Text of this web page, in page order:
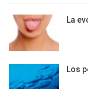
La
Los